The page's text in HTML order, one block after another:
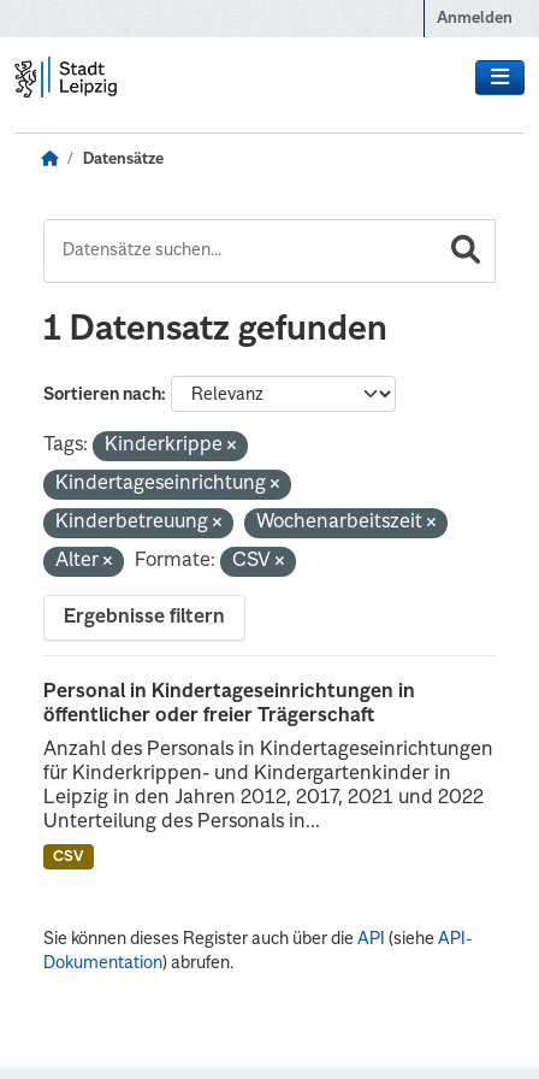
Anmelden
Datensätze
1 Datensatz gefunden
Sortieren nach
Tags:
Kinderkrippe
Kindertageseinrichtung
Kinderbetreuung
Wochenarbeitszeit
Alter
Formate: CSV
Ergebnisse filtern
Personal in Kindertageseinrichtungen in
öffentlicher oder freier Trägerschaft
Anzahl des Personals in Kindertageseinrichtungen
für Kinderkrippen- und Kindergartenkinder in
Leipzig in den Jahren 2012, 2017, 2021 und 2022
Unterteilung des Personals in...
CSV
Sie können dieses Register auch über dieAPI (sieheAPI-
Dokumentation) abrufen.